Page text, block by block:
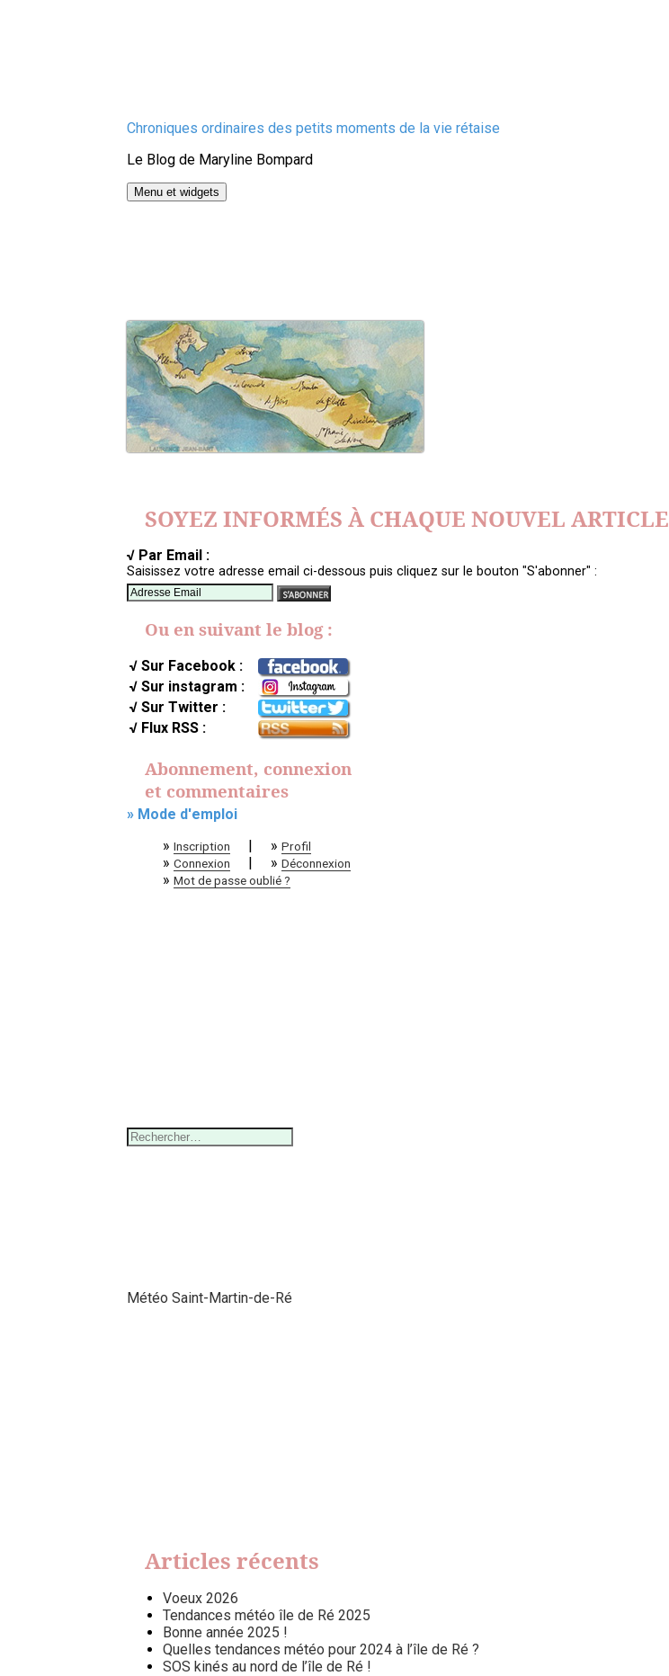
Chroniques ordinaires des petits moments de la vie rétaise
Le Blog de Maryline Bompard
Menu et widgets
SOYEZ INFORMÉS À CHAQUE NOUVEL ARTICLE
√ Par Email :
Saisissez votre adresse email ci-dessous puis cliquez sur le bouton "S'abonner" :
Ou en suivant le blog :
√ Sur Facebook :
√ Sur instagram :
√ Sur Twitter :
√ Flux RSS :
Abonnement, connexion
et commentaires
» Mode d'emploi
» Inscription » Profil
» Connexion » Déconnexion
» Mot de passe oublié ?
Rechercher :
Météo Saint-Martin-de-Ré
Articles récents
Voeux 2026
Tendances météo île de Ré 2025
Bonne année 2025 !
Quelles tendances météo pour 2024 à l’île de Ré ?
SOS kinés au nord de l’île de Ré !